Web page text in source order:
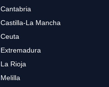
Cantabria
Castilla-La Mancha
Ceuta
Extremadura
La Rioja
Melilla